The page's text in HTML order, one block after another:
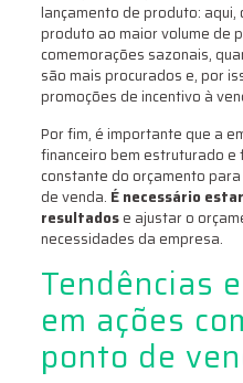
lançamento de produto:
produto ao maior volume de
comemorações sazonais,
são mais procurados e, por
promoções de incentivo à
Por fim, é importante que a
financeiro bem estruturado e
constante do orçamento
de venda. É necessário
resultadose ajustar o
necessidades da empresa.
Tendências
em ações
ponto de